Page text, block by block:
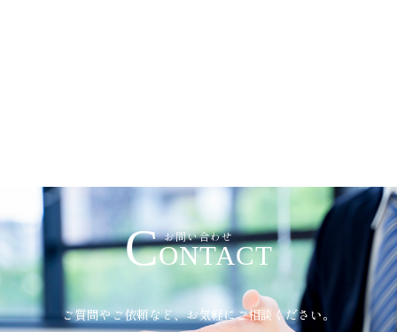
お問い合わせ
CONTACT
ご質問やご依頼など、お気軽にご相談ください。